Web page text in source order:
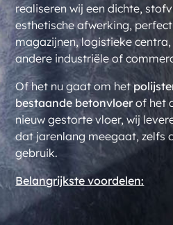
realiseren wij een dichte,
esthetische afwerking,
magazijnen, logistieke
andere industriële of
Of het nu gaat om het
bestaande betonvloerof het
nieuw gestorte vloer, wij
dat jarenlang meegaat, zelfs
gebruik.
Belangrijkste voordelen: